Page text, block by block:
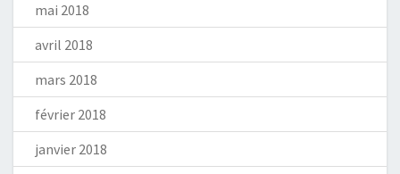
mai 2018
avril 2018
mars 2018
février 2018
janvier 2018